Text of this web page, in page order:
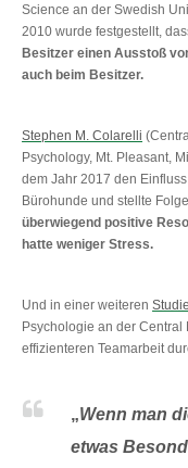
Science an der Swedish
2010 wurde festgestellt,
Besitzer einen Ausstoß
auch beim Besitzer.
Stephen M. Colarelli
Psychology, Mt. Pleasant,
dem Jahr 2017 den
Bürohunde und stellte
überwiegend positive
hatte weniger Stress.
Und in einer weiterenStudie
Psychologie an der
effizienteren Teamarbeit
„Wenn man
etwas